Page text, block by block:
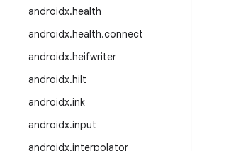
androidx.health
androidx.health.connect
androidx.heifwriter
androidx.hilt
androidx.ink
androidx.input
androidx.interpolator